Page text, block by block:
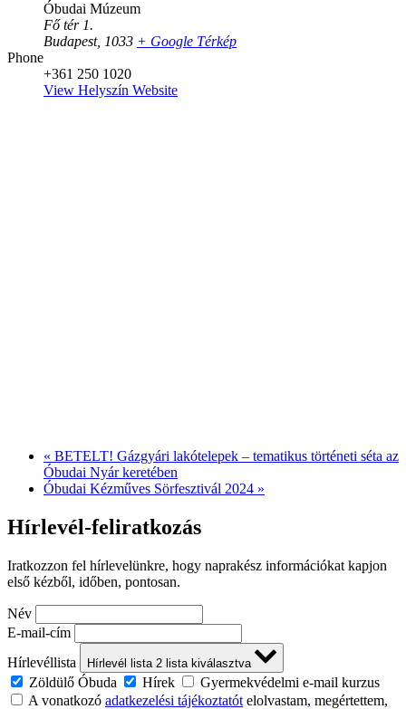
Óbudai Múzeum
Fő tér 1.
Budapest, 1033 + Google Térkép
Phone
+361 250 1020
View Helyszín Website
« BETELT! Gázgyári lakótelepek – tematikus történeti séta az
Óbudai Nyár keretében
Óbudai Kézműves Sörfesztivál 2024 »
Hírlevél-feliratkozás
Iratkozzon fel hírlevelünkre, hogy naprakész információkat kapjon
első kézből, időben, pontosan.
Név
E-mail-cím
Hírlevéllista
Hírlevél lista 2 lista kiválasztva
Zöldülő Óbuda Hírek
Gyermekvédelmi e-mail kurzus
A vonatkozó adatkezelési tájékoztatót elolvastam, megértettem,